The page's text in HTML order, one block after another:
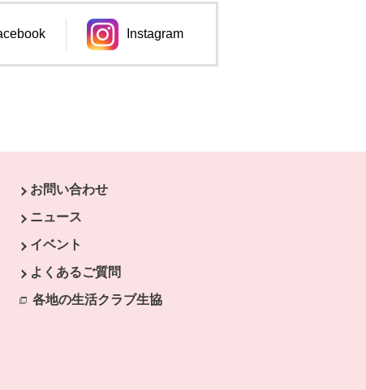
ンドウで開きます。
Instagram
別のウィンドウで開きます。
きます。
ます。
開きます。
お問い合わせ
ニュース
イベント
よくあるご質問
各地の生活クラブ生協